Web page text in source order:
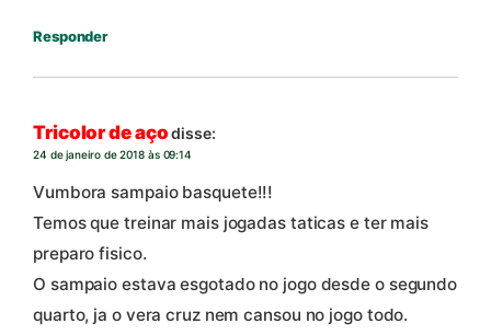
Responder
Tricolor de aço disse:
24 de janeiro de 2018 às 09:14
Vumbora sampaio basquete!!!
Temos que treinar mais jogadas taticas e ter mais
preparo fisico.
O sampaio estava esgotado no jogo desde o segundo
quarto, ja o vera cruz nem cansou no jogo todo.